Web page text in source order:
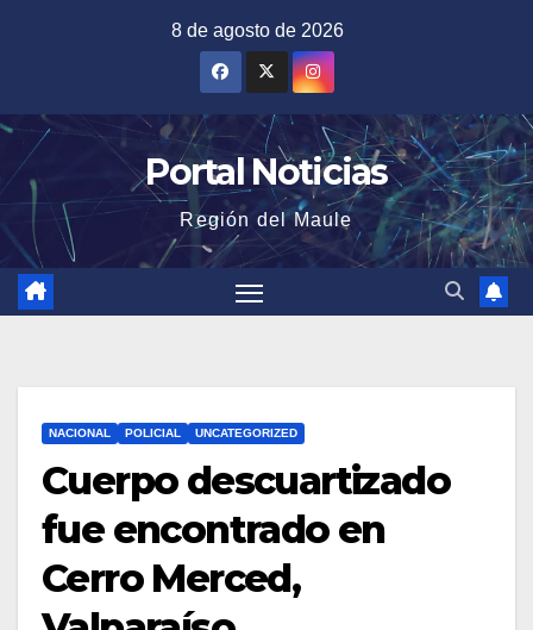
8 de agosto de 2026
Portal Noticias
Región del Maule
NACIONAL POLICIAL UNCATEGORIZED
Cuerpo descuartizado
fue encontrado en
Cerro Merced,